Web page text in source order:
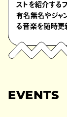
ストを紹介する
有名無名やジャ
る音楽を随時更
EVENTS